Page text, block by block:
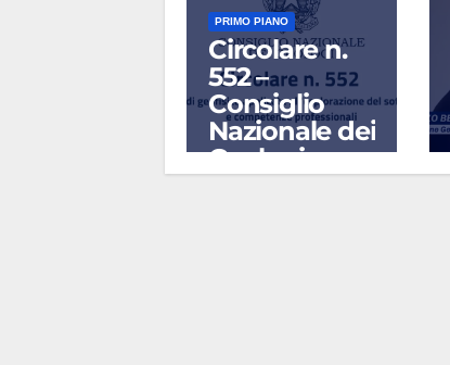
PRIMO PIANO
Circolare n.
552 –
Consiglio
Nazionale dei
Geologi